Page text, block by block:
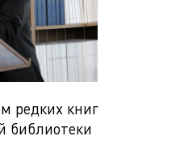
редких книг
библиотеки